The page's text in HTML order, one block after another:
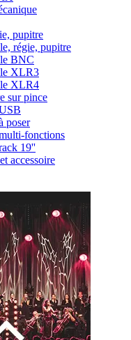
pupitre
régie, pupitre
BNC
XLR3
XLR4
sur pince
poser
fonctions
19''
accessoire